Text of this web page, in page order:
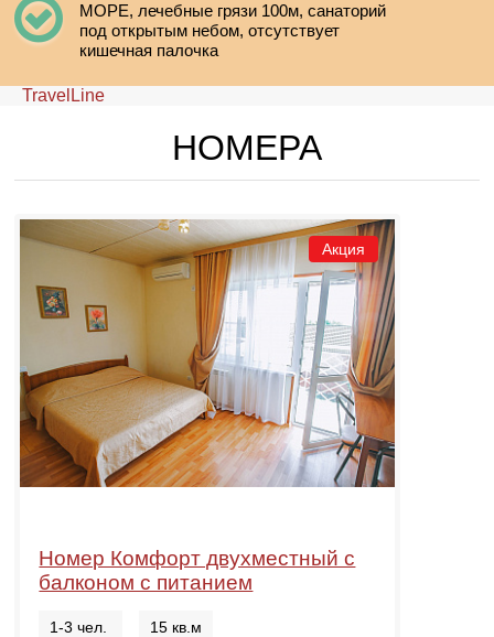
МОРЕ, лечебные грязи 100м, санаторий
под открытым небом, отсутствует
кишечная палочка
TravelLine
НОМЕРА
Акция
Номер Комфорт двухместный с
балконом с питанием
1-3 чел. 15 кв.м